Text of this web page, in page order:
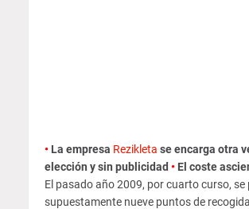
•La empresa Rezikleta se encarga otra
elección y sin publicidad •El coste
El pasado año 2009, por cuarto curso,
supuestamente nueve puntos de